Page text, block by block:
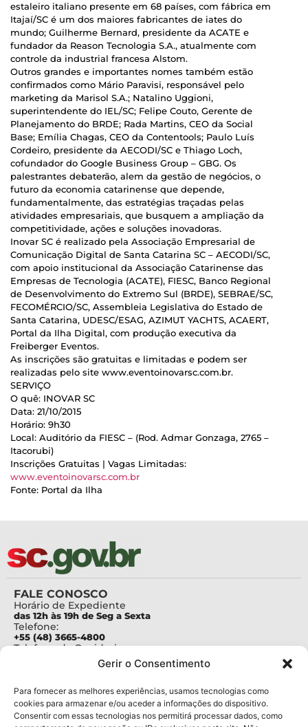
Gerir o Consentimento
Para fornecer as melhores experiências, usamos tecnologias como
cookies para armazenar e/ou aceder a informações do dispositivo.
Consentir com essas tecnologias nos permitirá processar dados, como
estaleiro italiano presente em 68 países, com fábrica em
Itajaí/SC é um dos maiores fabricantes de iates do
mundo; Guilherme Bernard, presidente da ACATE e
fundador da Reason Tecnologia S.A., atualmente com
controle da industrial francesa Alstom.
Outros grandes e importantes nomes também estão
confirmados como Mário Paravisi, responsável pelo
marketing da Marisol S.A.; Natalino Uggioni,
superintendente do IEL/SC; Felipe Couto, Gerente de
Planejamento do BRDE; Rada Martins, CEO da Social
Base; Emília Chagas, CEO da Contentools; Paulo Luís
Cordeiro, presidente da AECODI/SC e Thiago Loch,
cofundador do Google Business Group – GBG. Os
palestrantes debaterão, alem da gestão de negócios, o
futuro da economia catarinense que depende,
fundamentalmente, das estratégias traçadas pelas
atividades empresariais, que busquem a ampliação da
competitividade, ações e soluções inovadoras.
Inovar SC é realizado pela Associação Empresarial de
Comunicação Digital de Santa Catarina SC – AECODI/SC,
com apoio institucional da Associação Catarinense das
Empresas de Tecnologia (ACATE), FIESC, Banco Regional
de Desenvolvimento do Extremo Sul (BRDE), SEBRAE/SC,
FECOMÉRCIO/SC, Assembleia Legislativa do Estado de
Santa Catarina, UDESC/ESAG, AZIMUT YACHTS, ACAERT,
Portal da Ilha Digital, com produção executiva da
Freiberger Eventos.
As inscrições são gratuitas e limitadas e podem ser
realizadas pelo site www.eventoinovarsc.com.br.
SERVIÇO
O quê: INOVAR SC
Data: 21/10/2015
Horário: 9h30
Local: Auditório da FIESC – (Rod. Admar Gonzaga, 2765 –
Itacorubi)
Inscrições Gratuitas | Vagas Limitadas:
www.eventoinovarsc.com.br
Fonte: Portal da Ilha
FALE CONOSCO
Horário de Expediente
das 12h às 19h de Seg a Sexta
Telefone:
+55 (48) 3665-4800
Telefone da Ouvidoria
Para assuntos relacionados à Pesquisa
pesquisa@fapesc.sc.gov.br
Para assuntos relacionados à Inovação
inovacao@fapesc.sc.gov.br